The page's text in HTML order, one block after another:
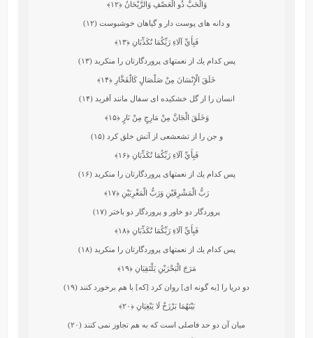
وَالْحَبُّ ذُو الْعَصْفِ وَالرَّيْحَانُ﴿۱۲﴾
و دانه ‏هاى پوست‏ دار و گياهان خوشبوست (۱۲)
فَبِأَيِّ آلَاءِ رَبِّكُمَا تُكَذِّبَانِ ﴿۱۳﴾
پس كدام يك از نعمتهاى پروردگارتان را منكريد (۱۳)
خَلَقَ الْإِنْسَانَ مِنْ صَلْصَالٍ كَالْفَخَّارِ ﴿۱۴﴾
انسان را از گل خشكيده‏ اى سفال مانند آفريد (۱۴)
وَخَلَقَ الْجَانَّ مِنْ مَارِجٍ مِنْ نَارٍ﴿۱۵﴾
و جن را از تشعشعى از آتش خلق كرد (۱۵)
فَبِأَيِّ آلَاءِ رَبِّكُمَا تُكَذِّبَانِ ﴿۱۶﴾
پس كدام يك از نعمتهاى پروردگارتان را منكريد (۱۶)
رَبُّ الْمَشْرِقَيْنِ وَرَبُّ الْمَغْرِبَيْنِ ﴿۱۷﴾
پروردگار دو خاور و پروردگار دو باختر (۱۷)
فَبِأَيِّ آلَاءِ رَبِّكُمَا تُكَذِّبَانِ ﴿۱۸﴾
پس كدام يك از نعمتهاى پروردگارتان را منكريد (۱۸)
مَرَجَ الْبَحْرَيْنِ يَلْتَقِيَانِ﴿۱۹﴾
دو دريا را [به گونه‏ اى] روان كرد [كه] با هم برخورد كنند (۱۹)
بَيْنَهُمَا بَرْزَخٌ لَا يَبْغِيَانِ﴿۲۰﴾
ميان آن دو حد فاصلى است كه به هم تجاوز نمى كنند (۲۰)